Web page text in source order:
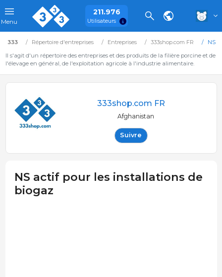
Menu
211.976
Utilisateurs
333 Répertoire d'entreprises Entreprises 333shop.com FR
NS
Il s'agit d'un répertoire des entreprises et des produits de la filière porcine et de
l'élevage en général, de l'exploitation agricole à l'industrie alimentaire.
333shop.com FR
Afghanistan
Suivre
NS actif pour les installations de
biogaz